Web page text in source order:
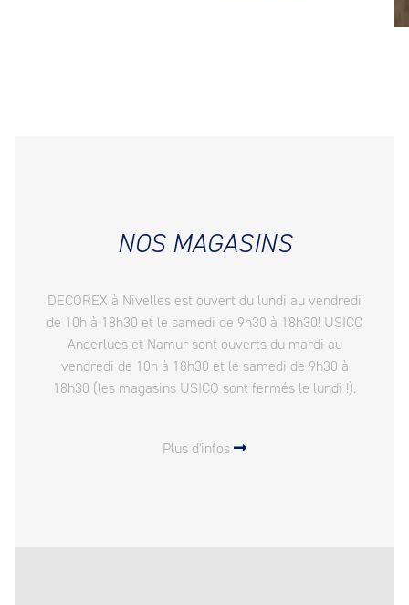
NOS MAGASINS
DECOREX à Nivelles est ouvert du lundi au vendredi
de 10h à 18h30 et le samedi de 9h30 à 18h30! USICO
Anderlues et Namur sont ouverts du mardi au
vendredi de 10h à 18h30 et le samedi de 9h30 à
18h30 (les magasins USICO sont fermés le lundi !).
Plus d'infos